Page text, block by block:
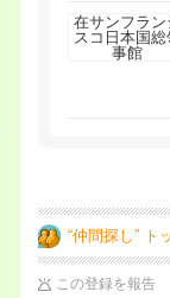
“仲間探し” ト
この登録を報告